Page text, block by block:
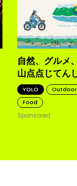
自然、グルメ
山点点じてん
YOLO Outdoor
Food
Sponsored